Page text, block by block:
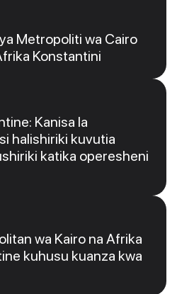
Metropoliti wa Cairo
Konstantini
Kanisa la
halishiriki kuvutia
katika operesheni
wa Kairo na Afrika
kuhusu kuanza kwa